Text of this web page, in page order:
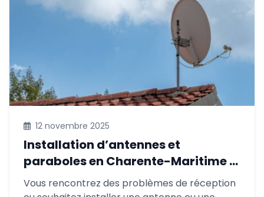
12 novembre 2025
Installation d’antennes et
paraboles en Charente-Maritime :
améliorez votre réception TV avec
Vous rencontrez des problèmes de réception